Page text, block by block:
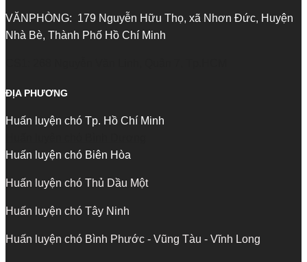
VĂNPHÒNG: 179 Nguyễn Hữu Thọ, xã Nhơn Đức, Huyện
Nhà Bè, Thành Phố Hồ Chí Minh
ĐỊA PHƯƠNG
Huấn luyện chó Tp. Hồ Chí Minh
Huấn luyện chó Biên Hòa
Huấn luyện chó Thủ Dầu Một
Huấn luyện chó Tây Ninh
Huấn luyện chó Bình Phước - Vũng Tàu - Vĩnh Long